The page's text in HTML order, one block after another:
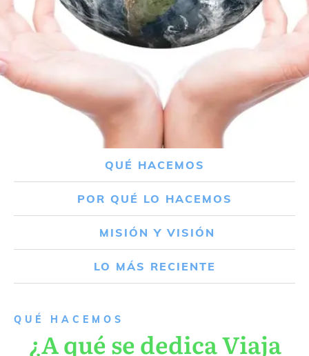
QUÉ HACEMOS
POR QUÉ LO HACEMOS
MISIÓN Y VISIÓN
LO MÁS RECIENTE
QUÉ HACEMOS
¿A qué se dedica Viaja